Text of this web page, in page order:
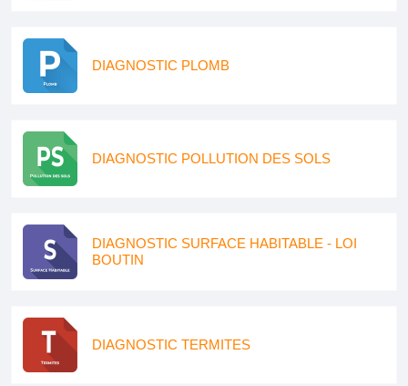
DIAGNOSTIC PLOMB
DIAGNOSTIC POLLUTION DES SOLS
DIAGNOSTIC SURFACE HABITABLE - LOI
BOUTIN
DIAGNOSTIC TERMITES